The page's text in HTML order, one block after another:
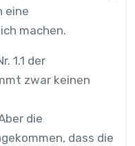
eine
machen.
1.1 der
zwar keinen
die
dass die